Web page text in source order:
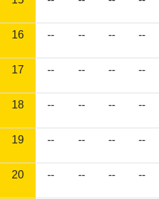
16 -- -- -- --
17 -- -- -- --
18 -- -- -- --
19 -- -- -- --
20 -- -- -- --